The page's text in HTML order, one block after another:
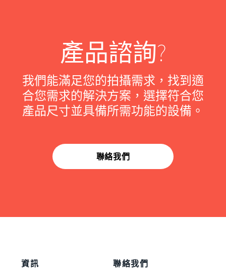
產品諮詢?
我們能滿足您的拍攝需求，找到適
合您需求的解決方案，選擇符合您
產品尺寸並具備所需功能的設備。
聯絡我們
資訊 聯絡我們